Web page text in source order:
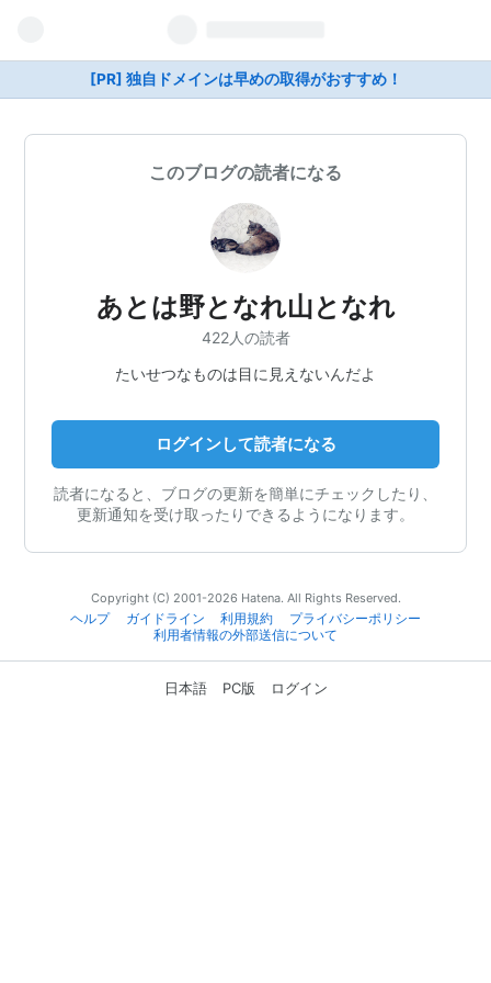
[PR] 独自ドメインは早めの取得がおすすめ！
このブログの読者になる
あとは野となれ山となれ
422人の読者
たいせつなものは目に見えないんだよ
ログインして読者になる
読者になると、ブログの更新を簡単にチェックしたり、
更新通知を受け取ったりできるようになります。
Copyright (C) 2001-2026 Hatena. All Rights Reserved.
ヘルプ
ガイドライン 利用規約
プライバシーポリシー
利用者情報の外部送信について
日本語 PC版 ログイン